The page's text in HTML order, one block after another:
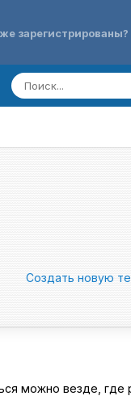
Создать новую
можно везде, где